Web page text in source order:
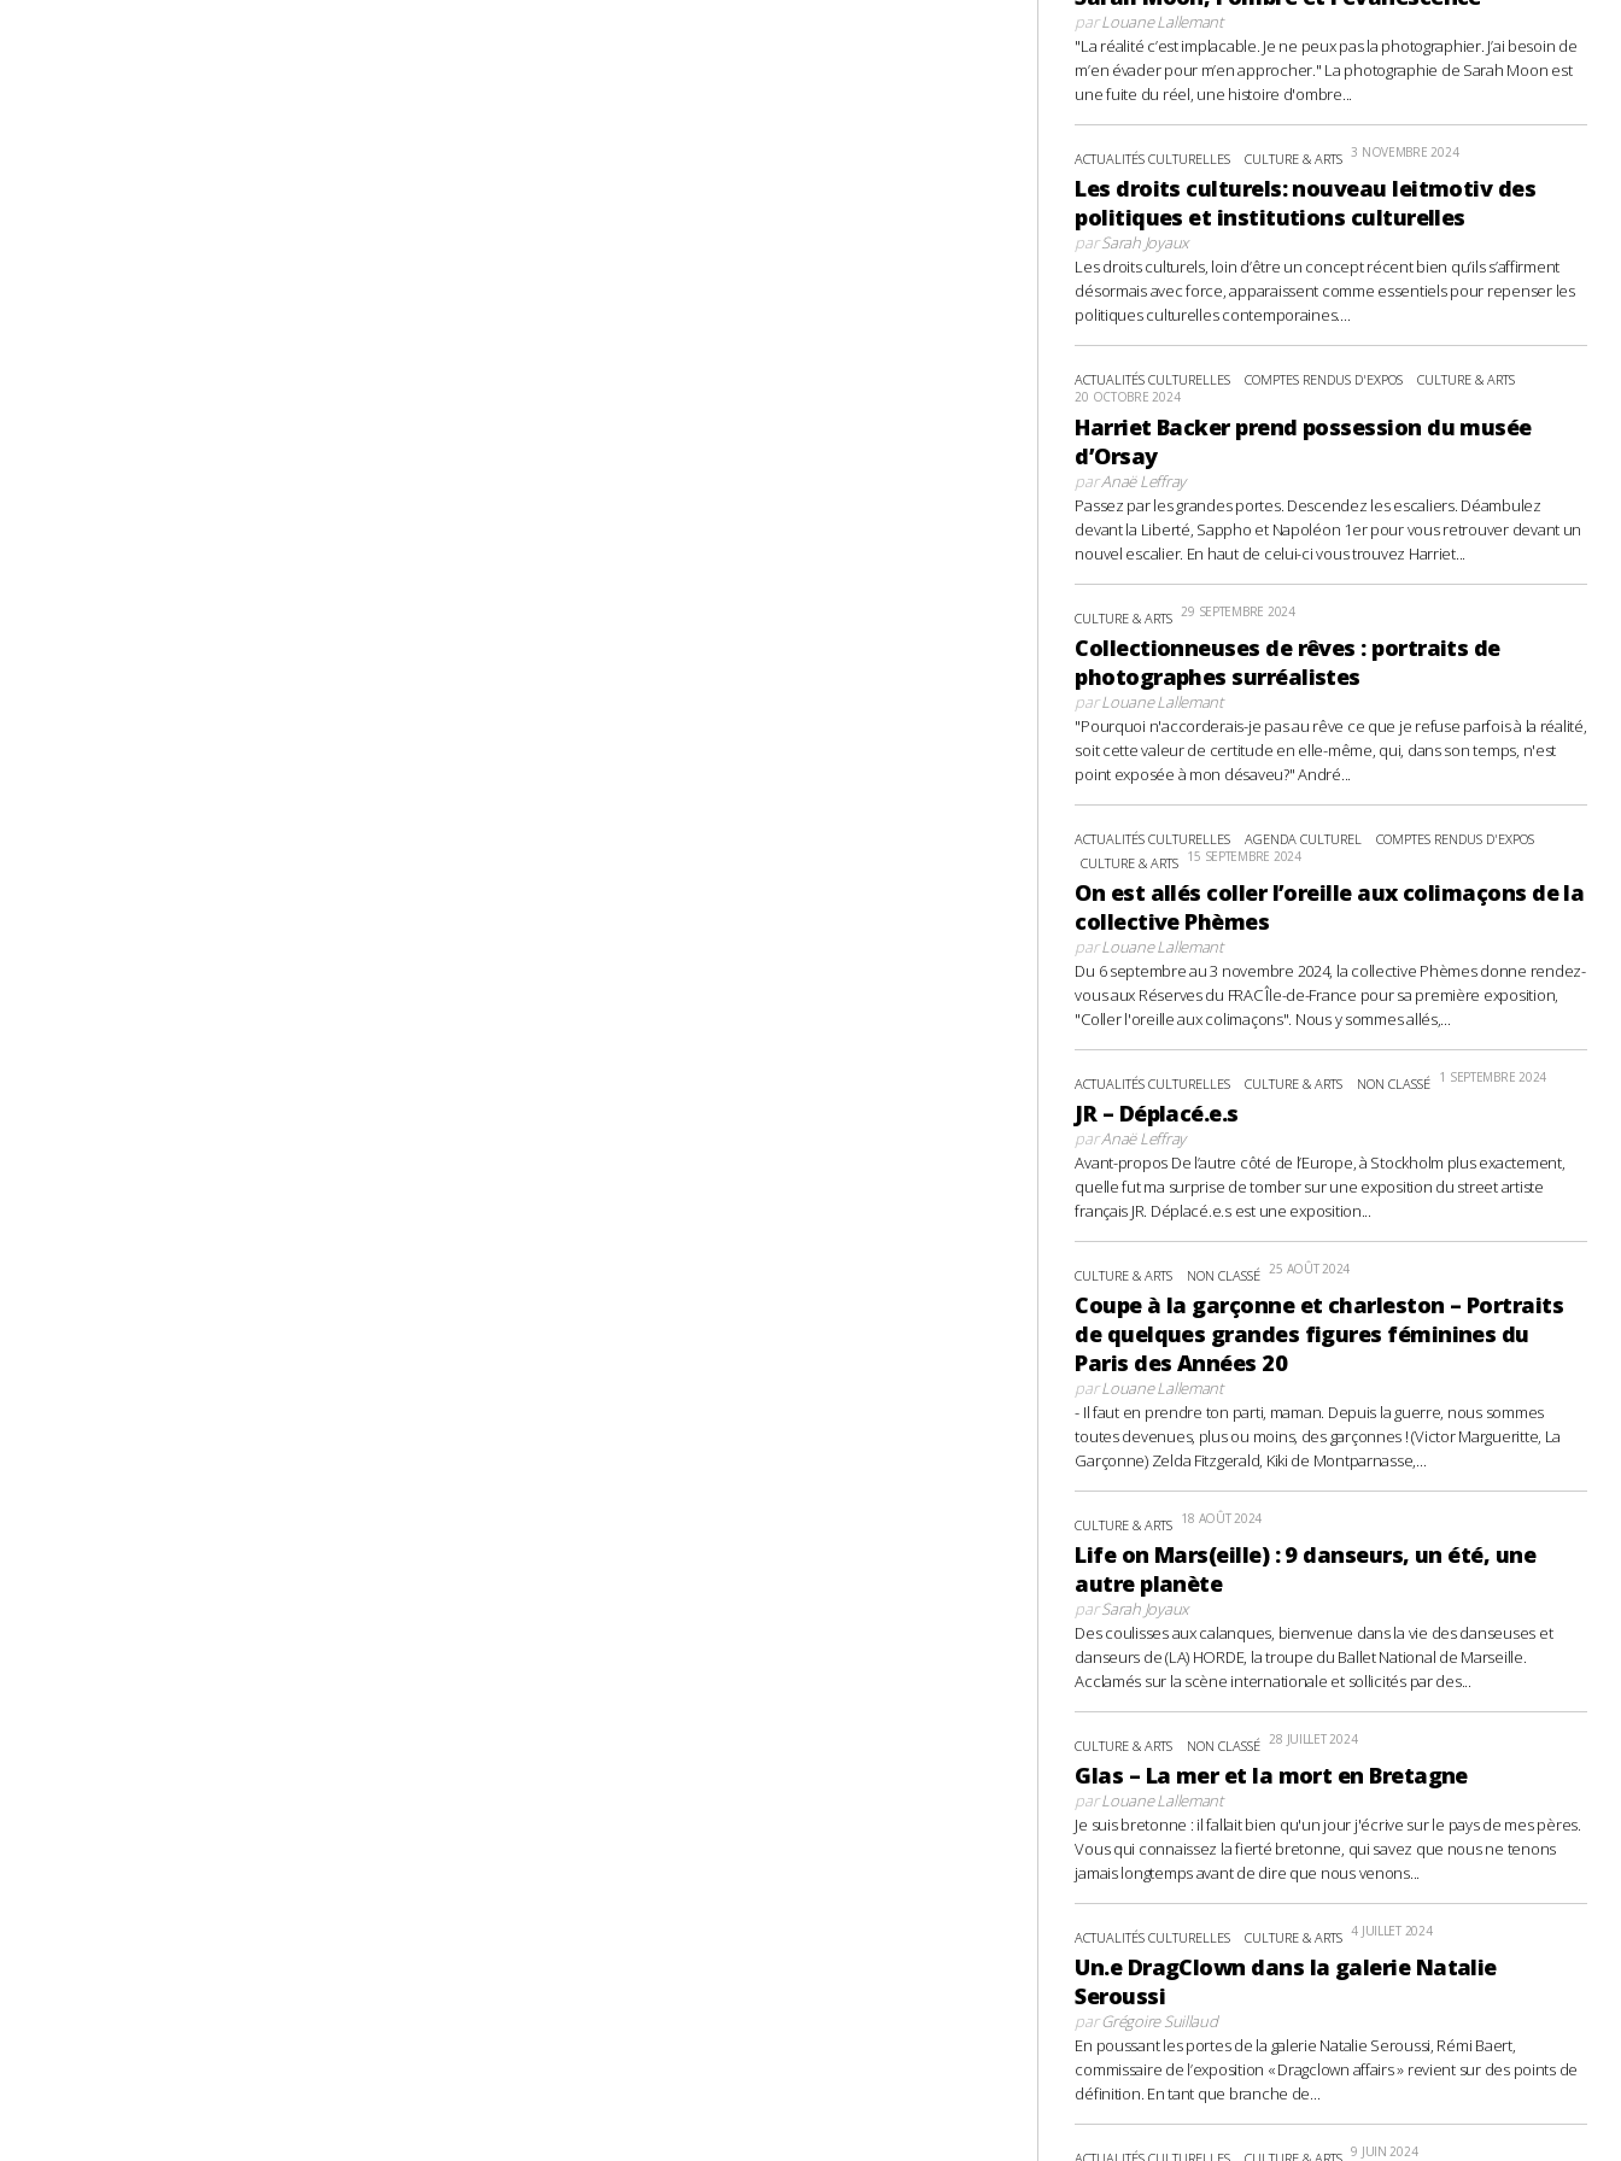
parLouane Lallemant
"La réalité c’est implacable. Je ne peux pas la photographier. J’ai besoin de
m’en évader pour m’en approcher." La photographie de Sarah Moon est
une fuite du réel, une histoire d'ombre...
ACTUALITÉS CULTURELLES CULTURE & ARTS 3 NOVEMBRE 2024
Les droits culturels: nouveau leitmotiv des
politiques et institutions culturelles
parSarah Joyaux
Les droits culturels, loin d’être un concept récent bien qu’ils s’affirment
désormais avec force, apparaissent comme essentiels pour repenser les
politiques culturelles contemporaines....
ACTUALITÉS CULTURELLES COMPTES RENDUS D'EXPOS CULTURE & ARTS
20 OCTOBRE 2024
Harriet Backer prend possession du musée
d’Orsay
parAnaë Leffray
Passez par les grandes portes. Descendez les escaliers. Déambulez
devant la Liberté, Sappho et Napoléon 1er pour vous retrouver devant un
nouvel escalier. En haut de celui-ci vous trouvez Harriet...
CULTURE & ARTS 29 SEPTEMBRE 2024
Collectionneuses de rêves : portraits de
photographes surréalistes
parLouane Lallemant
"Pourquoi n'accorderais-je pas au rêve ce que je refuse parfois à la réalité,
soit cette valeur de certitude en elle-même, qui, dans son temps, n'est
point exposée à mon désaveu?" André...
ACTUALITÉS CULTURELLES AGENDA CULTUREL
COMPTES RENDUS D'EXPOS
CULTURE & ARTS 15 SEPTEMBRE 2024
On est allés coller l’oreille aux colimaçons de la
collective Phèmes
parLouane Lallemant
Du 6 septembre au 3 novembre 2024, la collective Phèmes donne rendez-
vous aux Réserves du FRAC Île-de-France pour sa première exposition,
"Coller l'oreille aux colimaçons". Nous y sommes allés,...
ACTUALITÉS CULTURELLES CULTURE & ARTS NON CLASSÉ 1 SEPTEMBRE 2024
JR – Déplacé.e.s
parAnaë Leffray
Avant-propos De l’autre côté de l’Europe, à Stockholm plus exactement,
quelle fut ma surprise de tomber sur une exposition du street artiste
français JR. Déplacé.e.s est une exposition...
CULTURE & ARTS NON CLASSÉ 25 AOÛT 2024
Coupe à la garçonne et charleston – Portraits
de quelques grandes figures féminines du
Paris des Années 20
parLouane Lallemant
- Il faut en prendre ton parti, maman. Depuis la guerre, nous sommes
toutes devenues, plus ou moins, des garçonnes ! (Victor Margueritte, La
Garçonne) Zelda Fitzgerald, Kiki de Montparnasse,...
CULTURE & ARTS 18 AOÛT 2024
Life on Mars(eille) : 9 danseurs, un été, une
autre planète
parSarah Joyaux
Des coulisses aux calanques, bienvenue dans la vie des danseuses et
danseurs de (LA) HORDE, la troupe du Ballet National de Marseille.
Acclamés sur la scène internationale et sollicités par des...
CULTURE & ARTS NON CLASSÉ 28 JUILLET 2024
Glas – La mer et la mort en Bretagne
parLouane Lallemant
Je suis bretonne : il fallait bien qu'un jour j'écrive sur le pays de mes pères.
Vous qui connaissez la fierté bretonne, qui savez que nous ne tenons
jamais longtemps avant de dire que nous venons...
ACTUALITÉS CULTURELLES CULTURE & ARTS 4 JUILLET 2024
Un.e DragClown dans la galerie Natalie
Seroussi
parGrégoire Suillaud
En poussant les portes de la galerie Natalie Seroussi, Rémi Baert,
commissaire de l’exposition « Dragclown affairs » revient sur des points de
définition. En tant que branche de...
9 JUIN 2024